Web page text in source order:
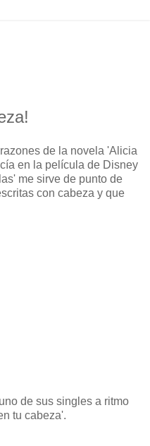
de la novela 'Alicia
en la película de Disney
me sirve de punto de
con cabeza y que
de sus singles a ritmo
tu cabeza'.